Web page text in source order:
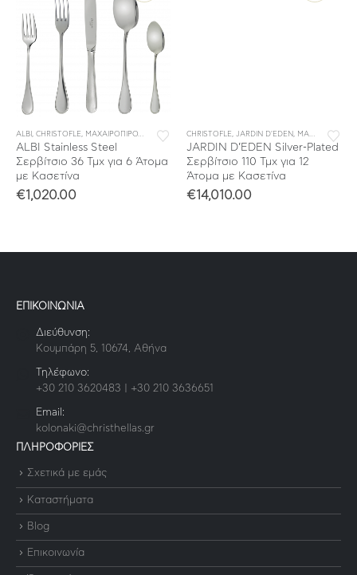
ΜΑΧΑΙΡΟΠΙΡΟΥΝΑ, ΣΥΛΛΟΓΕΣ
ALBI , CHRISTOFLE, ΜΑΧΑΙΡΟΠΙΡΟΥΝΑ ΣΕΤ ΜΑΧΑΙΡΟΠΙΡΟΥΝΑ,ΣΥΛΛΟΓΕΣ
ALBI Stainless Steel
Σερβίτσιο 36 Τμχ για 6 Άτομα
με Κασετίνα
€1,020.00
CHRISTOFLE, JARDIN D'EDEN, ΜΑΧΑΙΡΟΠΙΡΟΥΝΑ
JARDIN D’EDEN Silver-Plated
Σερβίτσιο 110 Τμχ για 12
Άτομα με Κασετίνα
€14,010.00
ΕΠΙΚΟΙΝΩΝΙΑ
Διεύθυνση:
Κουμπάρη 5, 10674, Αθήνα
Τηλέφωνο:
+30 210 3620483 | +30 210 3636651
Email:
kolonaki@christhellas.gr
ΠΛΗΡΟΦΟΡΙΕΣ
Σχετικά με εμάς
Καταστήματα
Blog
Επικοινωνία